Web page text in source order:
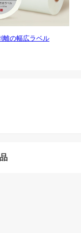
離の幅広ラベル